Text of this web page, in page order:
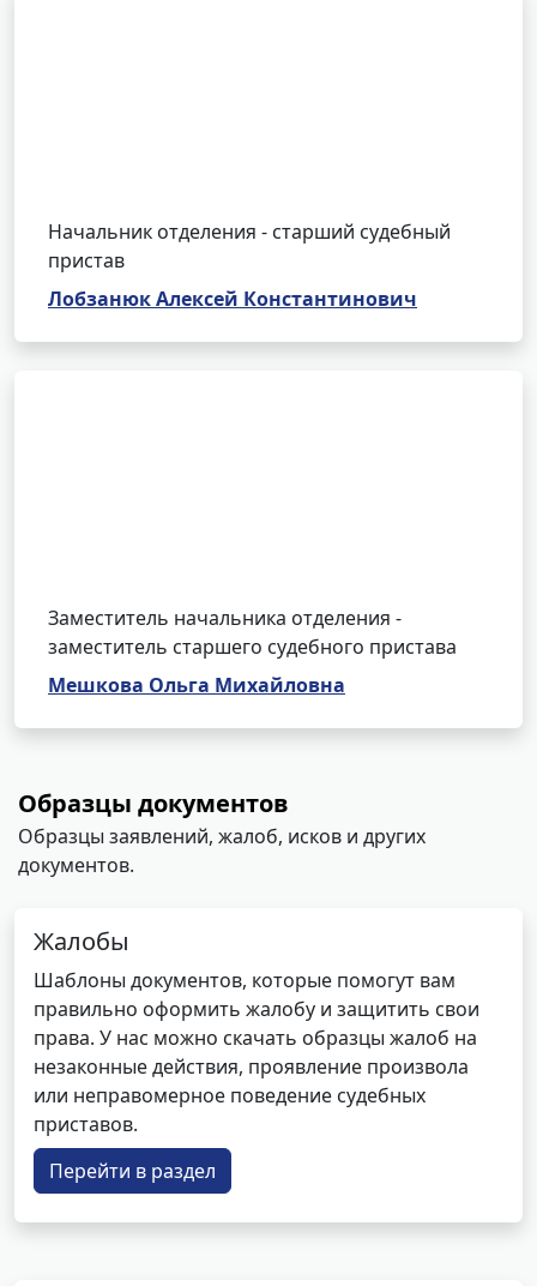
Начальник отделения - старший судебный
пристав
Лобзанюк Алексей Константинович
Заместитель начальника отделения -
заместитель старшего судебного пристава
Мешкова Ольга Михайловна
Образцы документов
Образцы заявлений, жалоб, исков и других
документов.
Жалобы
Шаблоны документов, которые помогут вам
правильно оформить жалобу и защитить свои
права. У нас можно скачать образцы жалоб на
незаконные действия, проявление произвола
или неправомерное поведение судебных
приставов.
Перейти в раздел